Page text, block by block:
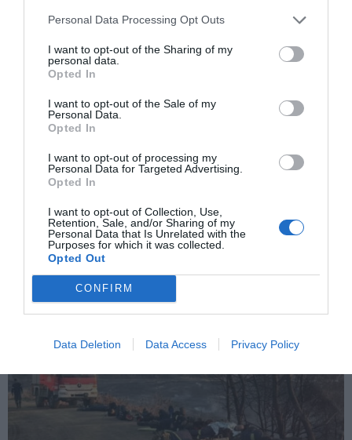
Personal Data Processing Opt Outs
I want to opt-out of the Sharing of my
personal data.
Opted In
I want to opt-out of the Sale of my
Personal Data.
Opted In
I want to opt-out of processing my
Personal Data for Targeted Advertising.
Opted In
I want to opt-out of Collection, Use,
Retention, Sale, and/or Sharing of my
Personal Data that Is Unrelated with the
Purposes for which it was collected.
Opted Out
CONFIRM
Data Deletion Data Access Privacy Policy
Μεγάλο Ρέμα Ραφήνας: Ένας παράδεισος απειλείται με
εξαφάνιση – Διαμαρτυρία κατοίκων και οργανώσεων